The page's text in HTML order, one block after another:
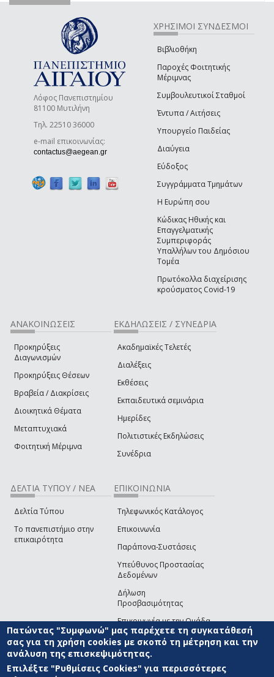
Λόφος Πανεπιστημίου
81100 Μυτιλήνη
Τηλ. 22510 36000
e-mail επικοινωνίας:
contactus@aegean.gr (link sends e-mail)
ΧΡΗΣΙΜΟΙ ΣΥΝΔΕΣΜΟΙ
Βιβλιοθήκη
Παροχές Φοιτητικής
Μέριμνας
Συμβουλευτικοί Σταθμοί
Έντυπα / Αιτήσεις
Υπουργείο Παιδείας
Διαύγεια
Εύδοξος
Συγγράμματα Τμημάτων
Η Ευρώπη σου
Κώδικας Ηθικής και
Επαγγελματικής
Συμπεριφοράς
Υπαλλήλων του Δημόσιου
Τομέα
Πρωτόκολλα διαχείρισης
κρούσματος Covid-19
ΑΝΑΚΟΙΝΩΣΕΙΣ
Προκηρύξεις
Διαγωνισμών
Προκηρύξεις Θέσεων
Βραβεία / Διακρίσεις
Διοικητικά Θέματα
Μεταπτυχιακά
Φοιτητική Μέριμνα
ΕΚΔΗΛΩΣΕΙΣ / ΣΥΝΕΔΡΙΑ
Ακαδημαϊκές Τελετές
Διαλέξεις
Εκθέσεις
Εκπαιδευτικά σεμινάρια
Ημερίδες
Πολιτιστικές Εκδηλώσεις
Συνέδρια
ΔΕΛΤΙΑ ΤΥΠΟΥ / ΝΕΑ
Δελτία Τύπου
Το πανεπιστήμιο στην
επικαιρότητα
ΕΠΙΚΟΙΝΩΝΙΑ
Τηλεφωνικός Κατάλογος
Επικοινωνία
Παράπονα-Συστάσεις
Υπεύθυνος Προστασίας
Δεδομένων
Δήλωση
Προσβασιμότητας
Επικοινωνία με την Ομάδα
Ανάπτυξης του site(link sends e-mail)
© ΠΑΝΕΠΙΣΤΗΜΙΟ ΑΙΓΑΙΟΥ ΟΡΟΙ ΧΡΗΣΗΣ
ΑΝΑΠΤΥΞΗΣ
Πατώντας "Συμφωνώ" μας παρέχετε τη συγκατάθεσή
σας για τη χρήση cookies με σκοπό τη μέτρηση και την
ανάλυση της επισκεψιμότητας.
Επιλέξτε "Ρυθμίσεις Cookies" για περισσότερες